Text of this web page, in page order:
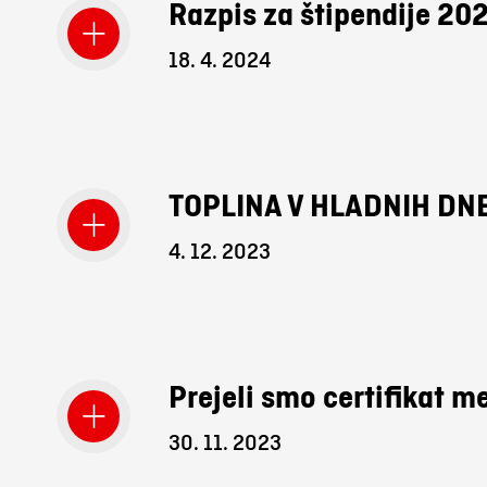
Razpis za štipendije
18. 4. 2024
TOPLINA V HLADNIH
4. 12. 2023
Prejeli smo certifikat
30. 11. 2023